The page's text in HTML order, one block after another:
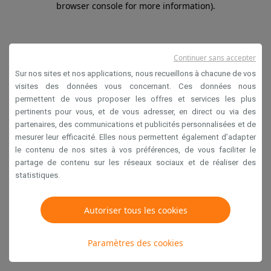
browser console for more information).
Sur nos sites et nos applications, nous recueillons à chacune de vos
visites des données vous concernant. Ces données nous
permettent de vous proposer les offres et services les plus
pertinents pour vous, et de vous adresser, en direct ou via des
partenaires, des communications et publicités personnalisées et de
mesurer leur efficacité. Elles nous permettent également d’adapter
le contenu de nos sites à vos préférences, de vous faciliter le
partage de contenu sur les réseaux sociaux et de réaliser des
statistiques.
Autoriser tous les cookies
Paramètres des cookies
Continuer sans accepter